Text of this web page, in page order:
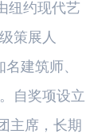
纽约现代艺
策展人
建筑师、
自奖项设立
主席，长期